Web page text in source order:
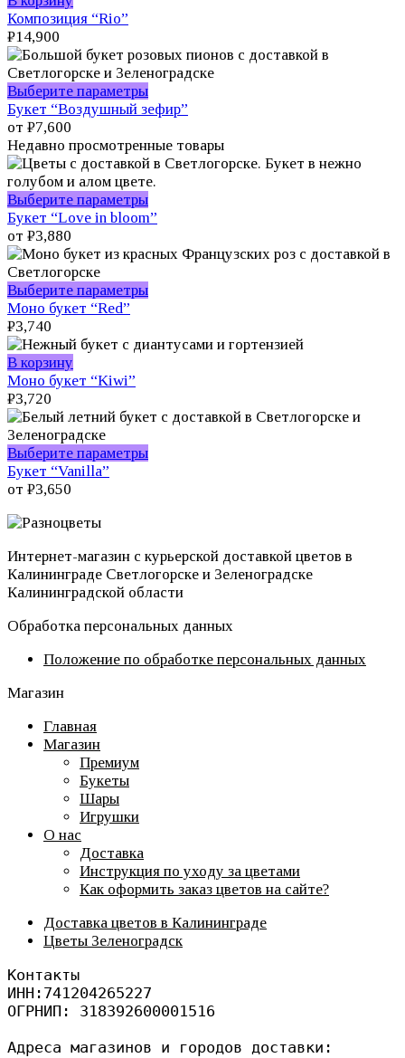
выбрать
на
странице
товара.
Композиция “Rio”
₽14,900
Выберите параметрыЭтот
товар
несколько
вариаций.
Опции
можно
выбрать
странице
Букет “Воздушный зефир”
от ₽7,600
Недавно просмотренные товары
Выберите параметрыЭтот
товар
несколько
Опции
на
Букет “Love in bloom”
от ₽3,880
Выберите параметрыЭтот
несколько
выбрать
странице
Моно букет “Red”
₽3,740
В корзину
Моно букет “Kiwi”
₽3,720
Выберите параметрыЭтот
можно
выбрать
на
товара.
Букет “Vanilla”
от ₽3,650
Интернет-магазин с курьерской доставкой цветов в
Калининграде Светлогорске и Зеленоградске
Калининградской области
Обработка персональных данных
Положение по обработке персональных данных
Магазин
Главная
Магазин
Премиум
Букеты
Шары
Игрушки
О нас
Доставка
Инструкция по уходу за цветами
Как оформить заказ цветов на сайте?
Доставка цветов в Калининграде
Цветы Зеленоградск
Контакты
ИНН:741204265227
ОГРНИП: 318392600001516
Адреса магазинов и городов доставки: